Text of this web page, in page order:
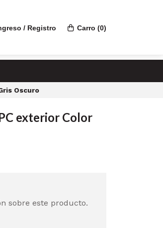
/ Registro Carro (0)
Oscuro
exterior Color
sobre este producto.